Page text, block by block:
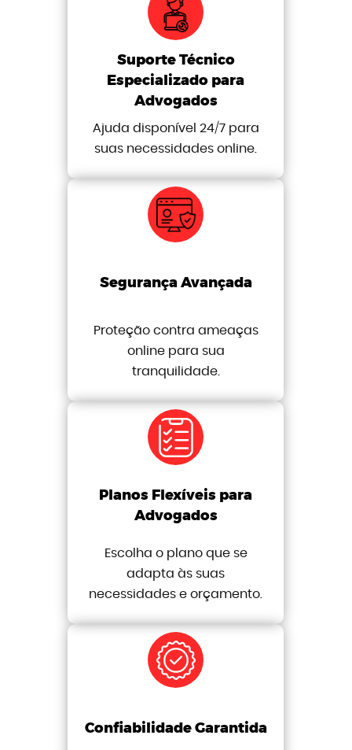
Suporte Técnico
Especializado para
Advogados
Ajuda disponível 24/7 para
suas necessidades online.
Segurança Avançada
Proteção contra ameaças
online para sua
tranquilidade.
Planos Flexíveis para
Advogados
Escolha o plano que se
adapta às suas
necessidades e orçamento.
Confiabilidade Garantida